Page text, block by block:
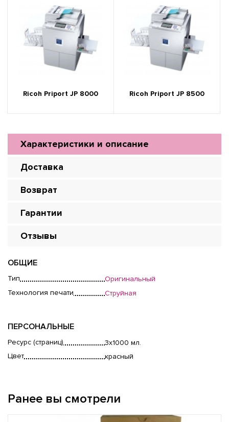
Ricoh Priport JP 8000 Ricoh Priport JP 8500
Характеристики и описание
Доставка
Возврат
Гарантии
Отзывы
ОБЩИЕ
Тип
Оригинальный
Технология печати
Струйная
ПЕРСОНАЛЬНЫЕ
Ресурс (страниц)
3x1000 мл.
Цвет
красный
Ранее вы смотрели